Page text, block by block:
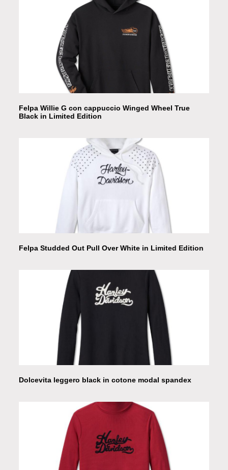
Felpa Willie G con cappuccio Winged Wheel True
Black in Limited Edition
Felpa Studded Out Pull Over White in Limited Edition
Dolcevita leggero black in cotone modal spandex